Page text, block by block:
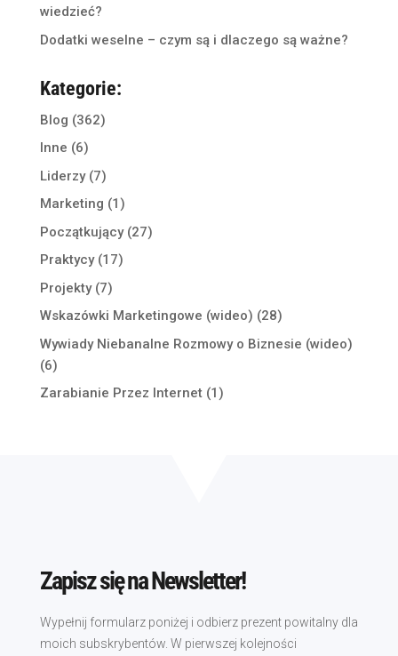
wiedzieć?
Dodatki weselne – czym są i dlaczego są ważne?
Kategorie:
Blog (362)
Inne (6)
Liderzy(7)
Marketing (1)
Początkujący(27)
Praktycy(17)
Projekty(7)
Wskazówki Marketingowe (wideo) (28)
Wywiady Niebanalne Rozmowy o Biznesie (wideo)
(6)
Zarabianie Przez Internet(1)
Zapisz się na Newsletter!
Wypełnij formularz poniżej i odbierz prezent powitalny dla
moich subskrybentów. W pierwszej kolejności